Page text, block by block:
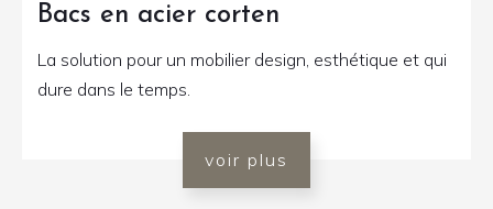
Bacs en acier corten
La solution pour un mobilier design, esthétique et qui
dure dans le temps.
voir plus